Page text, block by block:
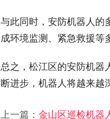
与此同时，安防机器人的
成环境监测、紧急救援等
总之，松江区的安防机器
断进步，机器人将越来越
上一篇： 金山区巡检机器